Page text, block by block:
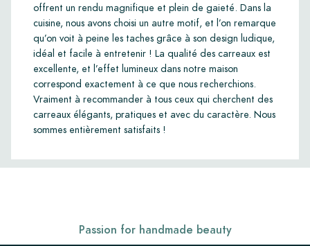
offrent un rendu magnifique et plein de gaieté. Dans la
cuisine, nous avons choisi un autre motif, et l’on remarque
qu’on voit à peine les taches grâce à son design ludique,
idéal et facile à entretenir ! La qualité des carreaux est
excellente, et l’effet lumineux dans notre maison
correspond exactement à ce que nous recherchions.
Vraiment à recommander à tous ceux qui cherchent des
carreaux élégants, pratiques et avec du caractère. Nous
sommes entièrement satisfaits !
Passion for handmade beauty